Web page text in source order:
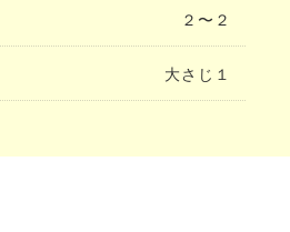
２〜２
大さじ１